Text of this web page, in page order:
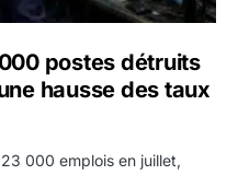
postes détruits
hausse des taux
000 emplois en juillet,